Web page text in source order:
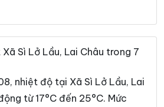
Xã Pa Ủ
Xã Phong Thổ
Xã Tả Lèng
Sì Lở Lầu, Lai Châu trong 7
nhiệt độ tại Xã Sì Lở Lầu, Lai
từ 17°C đến 25°C. Mức